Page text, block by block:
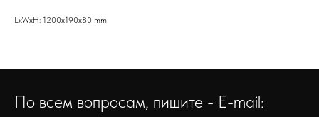
LxWxH: 1200x190x80 mm
По всем вопросам, пишите - E-mail: